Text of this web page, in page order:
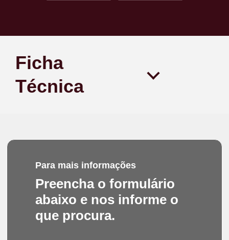
Ficha
Técnica
Para mais informações
Preencha o formulário
abaixo e nos informe o
que procura.